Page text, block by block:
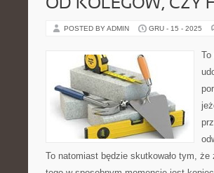
OD KOLEGÓW, CZY
POSTED BY ADMIN GRU - 15 - 2025
To
To natomiast będzie skutkowało tym,